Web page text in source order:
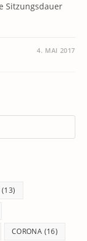
Sitzungsdauer
4. MAI 2017
(13)
CORONA (16)